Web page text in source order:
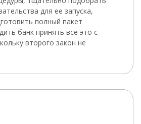
для ее запуска,
полный пакет
банк принять все это с
второго закон не